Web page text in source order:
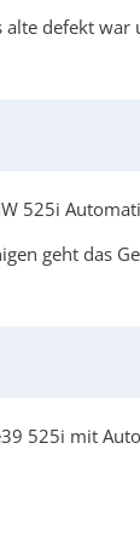
defekt
525i
geht das
525i mit